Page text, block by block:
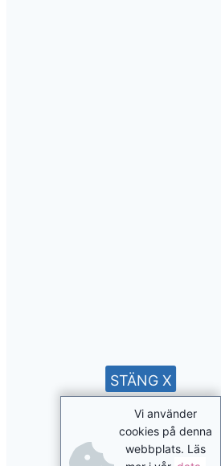
3
3
3
3
3
Vi använder
cookies på denna
webbplats. Läs
STÄNG X